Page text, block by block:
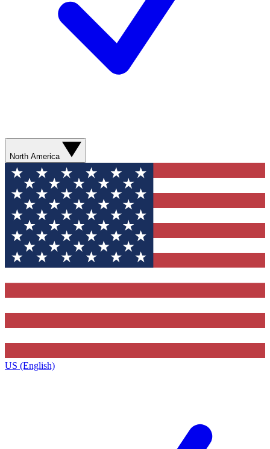
North America
US (English)